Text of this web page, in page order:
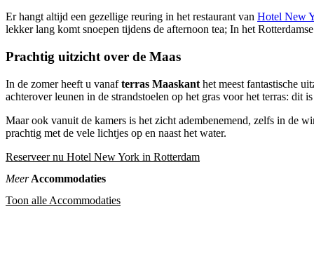
Er hangt altijd een gezellige reuring in het restaurant van Hotel New
lekker lang komt snoepen tijdens de afternoon tea; In het
Prachtig uitzicht over de Maas
In de zomer heeft u vanafterras Maaskant het meest fantastische
achterover leunen in de strandstoelen op het gras voor het terras: dit
Maar ook vanuit de kamers is het zicht adembenemend, zelfs in de
prachtig met de vele lichtjes op en naast het water.
Reserveer nu Hotel New York in Rotterdam
MeerAccommodaties
Toon alle Accommodaties